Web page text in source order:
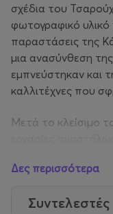
σχέδια του
φωτογραφικό
παραστάσεις της
μια ανασύνθεση
εμπνεύστηκαν και
καλλιτέχνες που
Μετά το κλείσιμο
αυτήν τη φορά στο
παρουσίασε
Δες περισσότερα
Συντελεστές